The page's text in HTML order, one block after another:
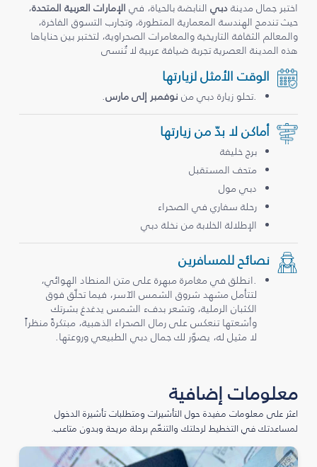
اختبر جمال مدينةدبيالنابضة بالحياة، في الإمارات العربية المتحدة،
حيث تندمج الهندسة المعمارية المتطورة، وتجارب التسوق الفاخرة،
والمعالم الثقافة التاريخية والمغامرات الصحراوية، لتختبر بين حناياها
هذه المدينة العصرية تجربة ضيافة عربية لا تُنسى
الوقت الأمثل لزيارتها
.تحلو زيارة دبي من نوفمبر إلى مارس.
أماكن لا بدّ من زيارتها
برج خليفة
متحف المستقبل
دبي مول
رحلة سفاري في الصحراء
الإطلالة الخلابة من نخلة دبي
نصائح للمسافرين
.انطلق في مغامرة مبهرة على متن المنطاد الهوائي،
لتتأمل مشهد شروق الشمس الآسر، فيما تحلّق فوق
الكثبان الرملية، وتشعر بدفء الشمس يدغدغ بشرتك
وأشعتها تنعكس على رمال الصحراء الذهبية، مبتكرةً منظراً
لا مثيل له، يصوّر لك جمال دبي الطبيعي وروعتها.
معلومات إضافية
اعثر على معلومات مفيدة حول التأشيرات ومتطلبات تأشيرة الدخول
لمساعدتك في التخطيط لرحلتك والتنعّم برحلة مريحة وبدون متاعب.